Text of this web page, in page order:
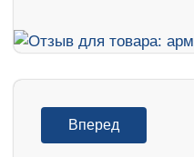
Вперед